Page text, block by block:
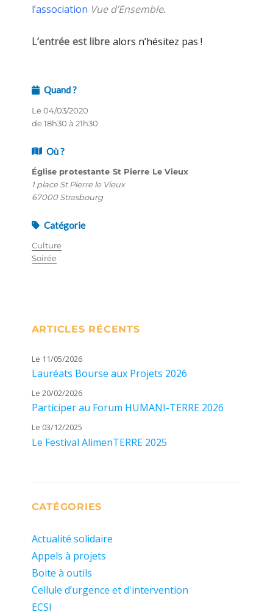
l’association Vue d’Ensemble.
L’entrée est libre alors n’hésitez pas !
Quand ?
Le 04/03/2020
de 18h30 à 21h30
Où ?
Église protestante St Pierre Le Vieux
1 place St Pierre le Vieux
67000 Strasbourg
Catégorie
Culture
Soirée
ARTICLES RÉCENTS
Le 11/05/2026
Lauréats Bourse aux Projets 2026
Le 20/02/2026
Participer au Forum HUMANI-TERRE 2026
Le 03/12/2025
Le Festival AlimenTERRE 2025
CATÉGORIES
Actualité solidaire
Appels à projets
Boite à outils
Cellule d’urgence et d'intervention
ECSI